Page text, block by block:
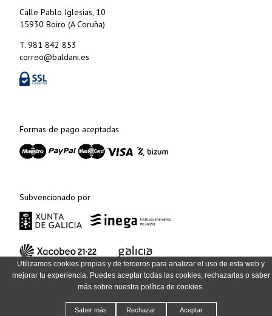
Utilizamos cookies propias y de terceros para analizar el uso de esta web y
mejorar tu experiencia. Puedes aceptar todas las cookies, rechazarlas o saber
más sobre nuestra política de cookies.
Saber más Rechazar Aceptar
Calle Pablo Iglesias, 10
15930 Boiro (A Coruña)
T. 981 842 853
correo@baldani.es
Formas de pago aceptadas
Subvencionado por